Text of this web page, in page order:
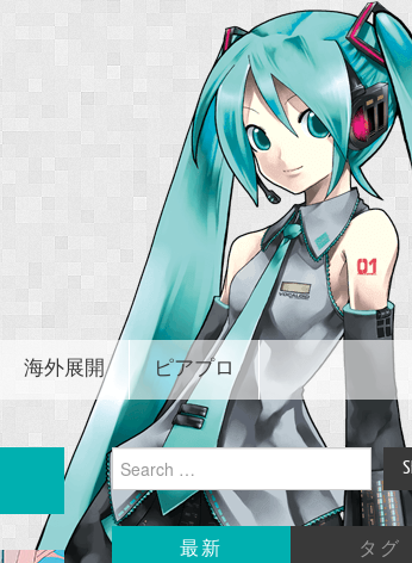
海外展開 ピアプロ
Search
for:
最新 タグ